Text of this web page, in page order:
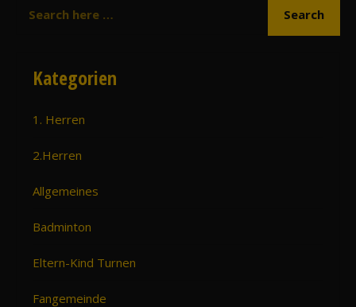
Kategorien
1. Herren
2.Herren
Allgemeines
Badminton
Eltern-Kind Turnen
Fangemeinde